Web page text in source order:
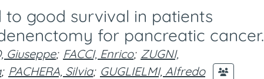
good survival in patients
for pancreatic cancer.
Giuseppe; FACCI, Enrico; ZUGNI,
; PACHERA, Silvia; GUGLIELMI, Alfredo